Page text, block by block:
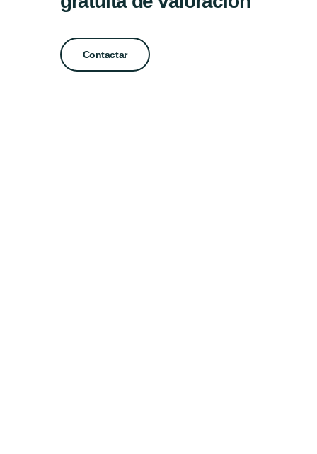
Contactar